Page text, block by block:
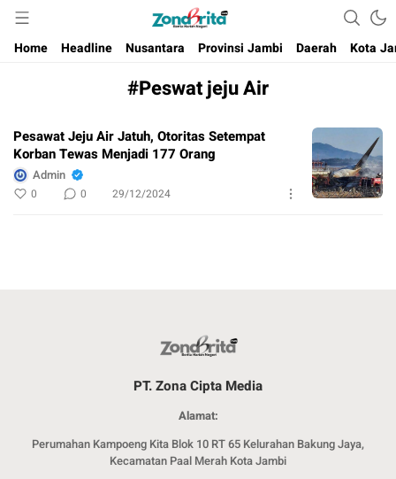
Berita Harian Negeri
Home
Headline Nusantara Provinsi Jambi Daerah Kota
#Peswat jeju Air
Pesawat Jeju Air Jatuh, Otoritas Setempat
Korban Tewas Menjadi 177 Orang
Admin
0 0 29/12/2024
PT. Zona Cipta Media
Alamat:
Perumahan Kampoeng Kita Blok 10 RT 65 Kelurahan Bakung Jaya,
Kecamatan Paal Merah Kota Jambi